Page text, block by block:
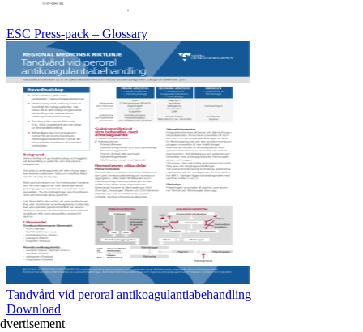
ESC Press-pack – Glossary
Tandvård vid peroral antikoagulantiabehandling
Download